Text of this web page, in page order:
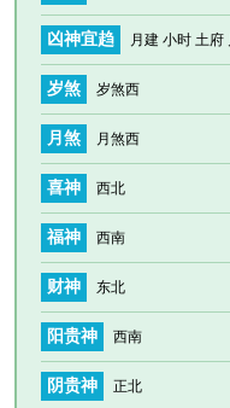
凶神宜趋 月建 小时 土府
岁煞 岁煞西
月煞 月煞西
喜神 西北
福神 西南
财神 东北
阳贵神 西南
阴贵神 正北